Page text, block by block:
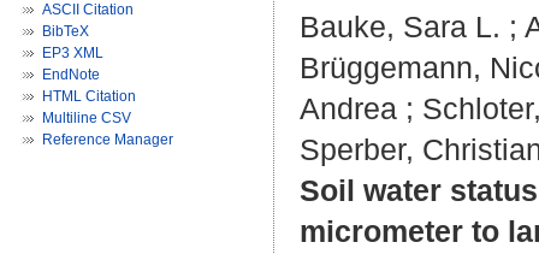
ASCII Citation
BibTeX
EP3 XML
EndNote
HTML Citation
Multiline CSV
Reference Manager
Bauke, Sara L. ;
Brüggemann,
Andrea ;
Sperber,
Soil water
micrometer to